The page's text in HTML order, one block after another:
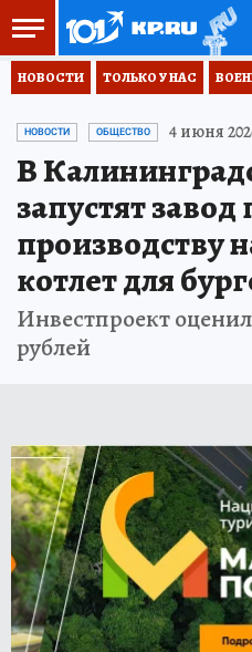
НОВОСТИ ТОЛЬКО У НАС
НОВОСТИ ОБЩЕСТВО 4 июня
В
запустят завод
производству
котлет для
Инвестпроект
рублей